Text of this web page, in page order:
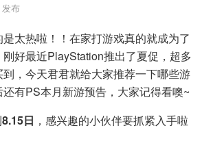
布
太热啦！！在家打游戏真的就成为了
好最近PlayStation推出了夏促，超多
，今天君君就给大家推荐一下哪些游
有PS本月新游预告，大家记得看噢~
8.15日 ，感兴趣的小伙伴要抓紧入手啦